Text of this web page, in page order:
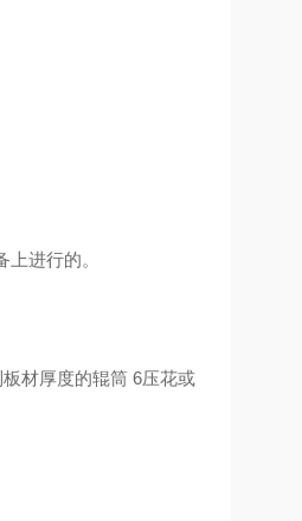
进行的。
材厚度的辊筒 6压花或